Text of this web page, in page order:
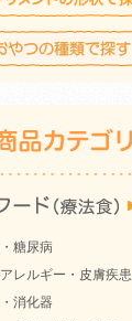
糖尿病
レルギー・皮膚疾患
消化器